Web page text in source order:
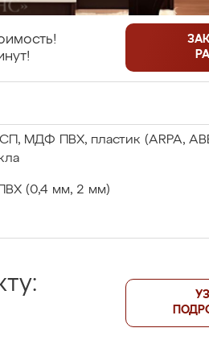
МДФ ПВХ, пластик (ARPA,
ПВХ (0,4 мм, 2 мм)